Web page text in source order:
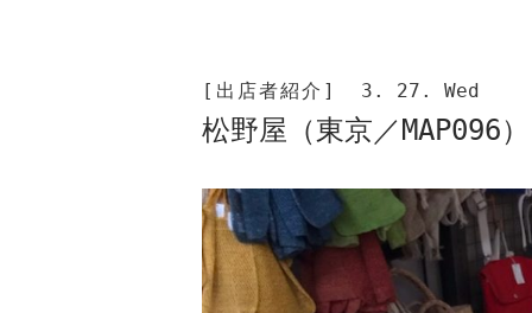
[出店者紹介] 3. 27. Wed
松野屋（東京／MAP096）